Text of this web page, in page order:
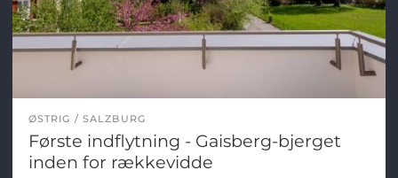
ØSTRIG SALZBURG
Første indflytning - Gaisberg-bjerget
inden for rækkevidde